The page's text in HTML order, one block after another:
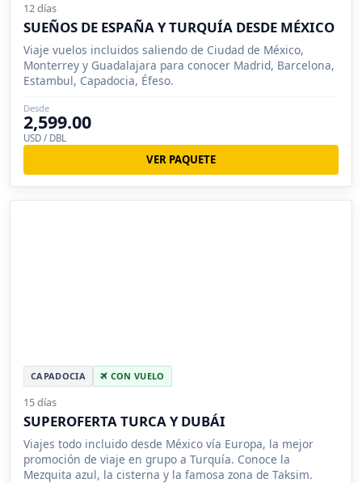
12 días
SUEÑOS DE ESPAÑA Y TURQUÍA DESDE MÉXICO
Viaje vuelos incluidos saliendo de Ciudad de México,
Monterrey y Guadalajara para conocer Madrid, Barcelona,
Estambul, Capadocia, Éfeso.
Desde
2,599.00
USD / DBL
VER PAQUETE
CAPADOCIA CON VUELO
15 días
SUPEROFERTA TURCA Y DUBÁI
Viajes todo incluido desde México vía Europa, la mejor
promoción de viaje en grupo a Turquía. Conoce la
Mezquita azul, la cisterna y la famosa zona de Taksim.